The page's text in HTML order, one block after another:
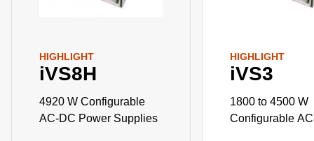
HIGHLIGHT
iVS8H
4920 W Configurable
AC-DC Power Supplies
HIGHLIGHT
iVS3
1800 to 4500 W
Configurable